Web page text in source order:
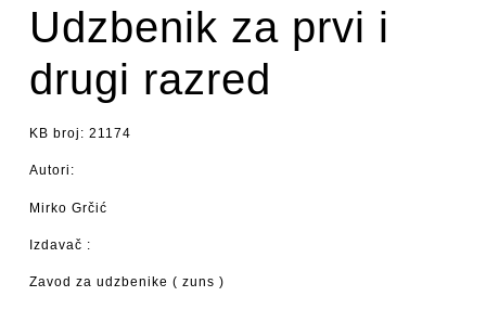
Udzbenik za prvi i
drugi razred
KB broj: 21174
Autori:
Mirko Grčić
Izdavač :
Zavod za udzbenike ( zuns )